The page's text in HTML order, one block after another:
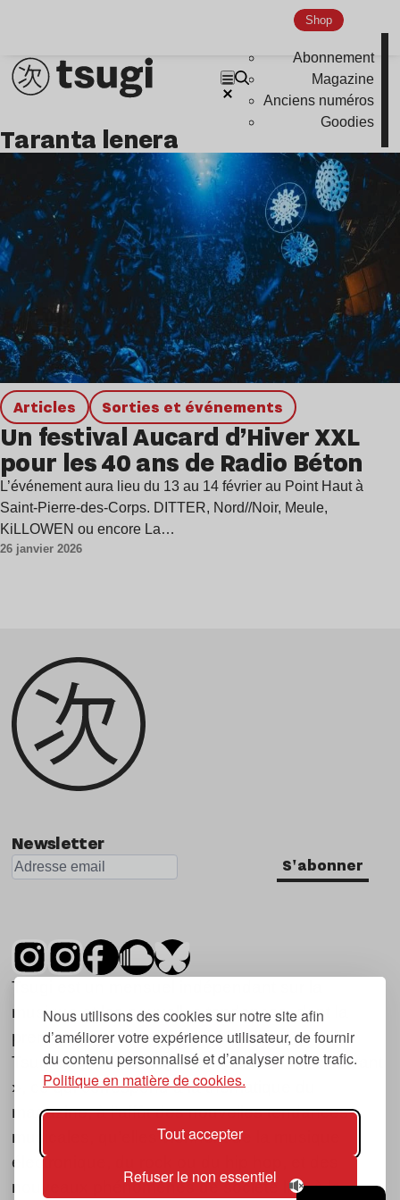
Nous utilisons des cookies sur notre site afin
d’améliorer votre expérience utilisateur, de fournir
du contenu personnalisé et d’analyser notre trafic.
Politique en matière de cookies.
Tout accepter
Refuser le non essentiel
Shop
Abonnement
Magazine
Anciens numéros
Goodies
Indie
taranta lenera
Articles Sorties et événements
Un festival Aucard d’Hiver XXL
pour les 40 ans de Radio Béton
L’événement aura lieu du 13 au 14 février au Point Haut à
Saint-Pierre-des-Corps. DITTER, Nord//Noir, Meule,
KiLLOWEN ou encore La…
26 janvier 2026
Newsletter
S'abonner
Tsugi est un mensuel indépendant sur la
musique et les nouvelles tendances, dont la
première parution date de 2007.
Tsugi en japonais signifie « prochain », « suivant
», ce qui correspond à la thématique du
magazine, à l’affût des nouvelles tendances
musicales, qu’elles viennent de la musique
électronique, du rock ou du hip hop, et des
nouveaux phénomènes de société liés à la